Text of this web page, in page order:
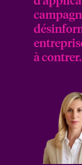
à